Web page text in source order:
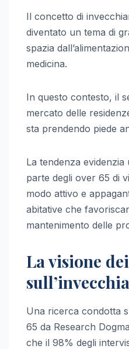
Il concetto di
diventato un tema di
spazia
medicina.
In questo contesto, il
mercato delle
sta prendendo piede
La tendenza
parte degli over 65 di
modo attivo e
abitative che
mantenimento delle
La visione
Una ricerca condotta
65 da Research
che il 98% degli